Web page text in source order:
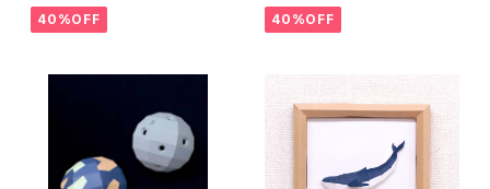
40%OFF 40%OFF